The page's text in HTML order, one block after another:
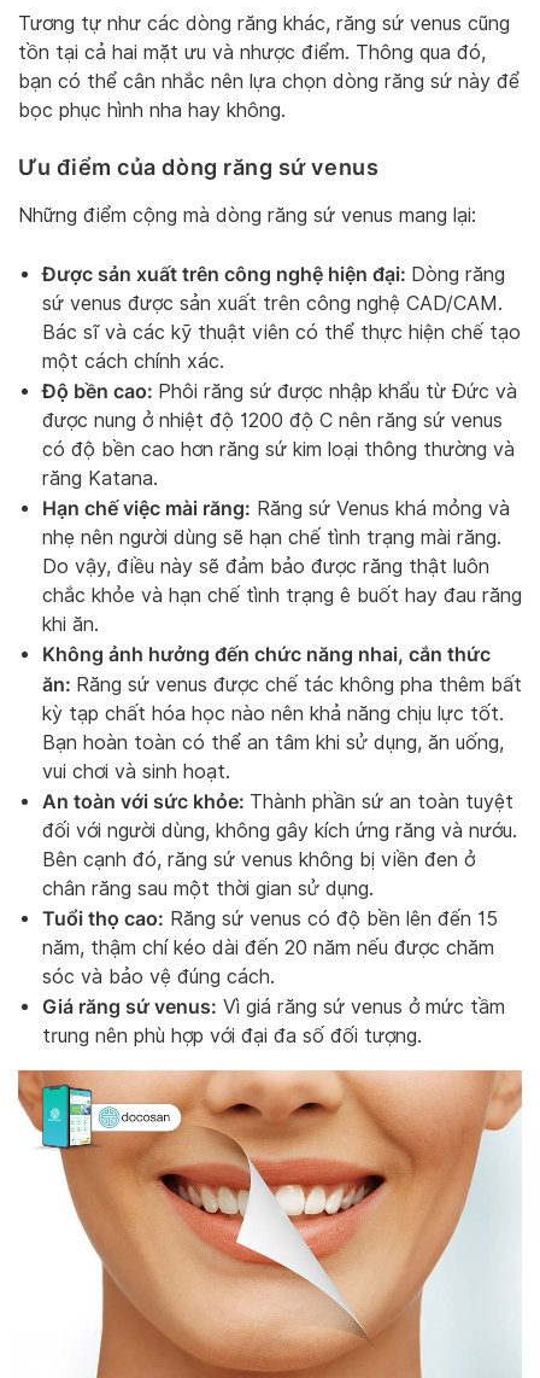
Tương tự như các dòng răng khác, răng sứ venus cũng
tồn tại cả hai mặt ưu và nhược điểm. Thông qua đó,
bạn có thể cân nhắc nên lựa chọn dòng răng sứ này để
bọc phục hình nha hay không.
Ưu điểm của dòng răng sứ venus
Những điểm cộng mà dòng răng sứ venus mang lại:
Được sản xuất trên công nghệ hiện đại: Dòng răng
sứ venus được sản xuất trên công nghệ CAD/CAM.
Bác sĩ và các kỹ thuật viên có thể thực hiện chế tạo
một cách chính xác.
Độ bền cao: Phôi răng sứ được nhập khẩu từ Đức và
được nung ở nhiệt độ 1200 độ C nên răng sứ venus
có độ bền cao hơn răng sứ kim loại thông thường và
răng Katana.
Hạn chế việc mài răng: Răng sứ Venus khá mỏng và
nhẹ nên người dùng sẽ hạn chế tình trạng mài răng.
Do vậy, điều này sẽ đảm bảo được răng thật luôn
chắc khỏe và hạn chế tình trạng ê buốt hay đau răng
khi ăn.
Không ảnh hưởng đến chức năng nhai, cắn thức
ăn: Răng sứ venus được chế tác không pha thêm bất
kỳ tạp chất hóa học nào nên khả năng chịu lực tốt.
Bạn hoàn toàn có thể an tâm khi sử dụng, ăn uống,
vui chơi và sinh hoạt.
An toàn với sức khỏe: Thành phần sứ an toàn tuyệt
đối với người dùng, không gây kích ứng răng và nướu.
Bên cạnh đó, răng sứ venus không bị viền đen ở
chân răng sau một thời gian sử dụng.
Tuổi thọ cao: Răng sứ venus có độ bền lên đến 15
năm, thậm chí kéo dài đến 20 năm nếu được chăm
sóc và bảo vệ đúng cách.
Giá răng sứ venus: Vì giá răng sứ venus ở mức tầm
trung nên phù hợp với đại đa số đối tượng.